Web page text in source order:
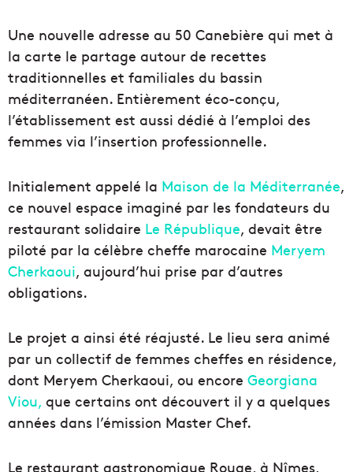
Une nouvelle adresse au 50 Canebière qui met à
la carte le partage autour de recettes
traditionnelles et familiales du bassin
méditerranéen. Entièrement éco-conçu,
l’établissement est aussi dédié à l’emploi des
femmes via l’insertion professionnelle.
Initialement appelé la Maison de la Méditerranée,
ce nouvel espace imaginé par les fondateurs du
restaurant solidaire Le République, devait être
piloté par la célèbre cheffe marocaine Meryem
Cherkaoui, aujourd’hui prise par d’autres
obligations.
Le projet a ainsi été réajusté. Le lieu sera animé
par un collectif de femmes cheffes en résidence,
dont Meryem Cherkaoui, ou encore Georgiana
Viou, que certains ont découvert il y a quelques
années dans l’émission Master Chef.
Le restaurant gastronomique Rouge, à Nîmes,